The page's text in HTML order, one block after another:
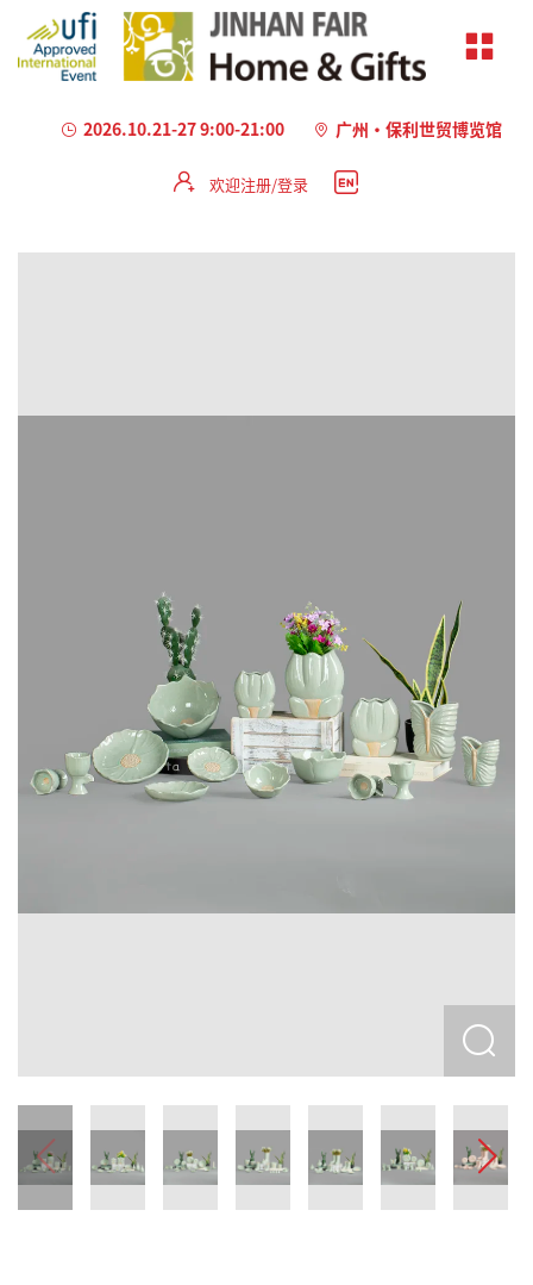
2026.10.21-27 9:00-21:00 广州·保利世贸博览馆
欢迎注册/登录